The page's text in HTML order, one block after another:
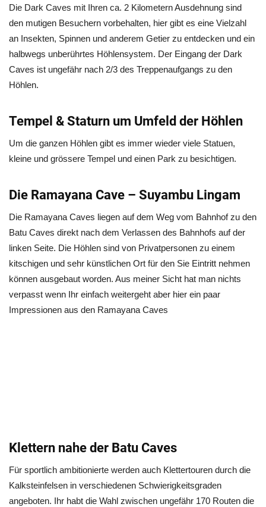
Die Dark Caves mit Ihren ca. 2 Kilometern Ausdehnung sind
den mutigen Besuchern vorbehalten, hier gibt es eine Vielzahl
an Insekten, Spinnen und anderem Getier zu entdecken und ein
halbwegs unberührtes Höhlensystem. Der Eingang der Dark
Caves ist ungefähr nach 2/3 des Treppenaufgangs zu den
Höhlen.
Tempel & Staturn um Umfeld der Höhlen
Um die ganzen Höhlen gibt es immer wieder viele Statuen,
kleine und grössere Tempel und einen Park zu besichtigen.
Die Ramayana Cave – Suyambu Lingam
Die Ramayana Caves liegen auf dem Weg vom Bahnhof zu den
Batu Caves direkt nach dem Verlassen des Bahnhofs auf der
linken Seite. Die Höhlen sind von Privatpersonen zu einem
kitschigen und sehr künstlichen Ort für den Sie Eintritt nehmen
können ausgebaut worden. Aus meiner Sicht hat man nichts
verpasst wenn Ihr einfach weitergeht aber hier ein paar
Impressionen aus den Ramayana Caves
Klettern nahe der Batu Caves
Für sportlich ambitionierte werden auch Klettertouren durch die
Kalksteinfelsen in verschiedenen Schwierigkeitsgraden
angeboten. Ihr habt die Wahl zwischen ungefähr 170 Routen die